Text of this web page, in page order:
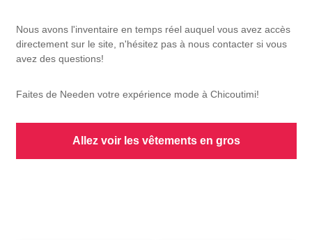
Nous avons l'inventaire en temps réel auquel vous avez accès
directement sur le site, n'hésitez pas à nous contacter si vous
avez des questions!
Faites de Needen votre expérience mode à Chicoutimi!
Allez voir les vêtements en gros